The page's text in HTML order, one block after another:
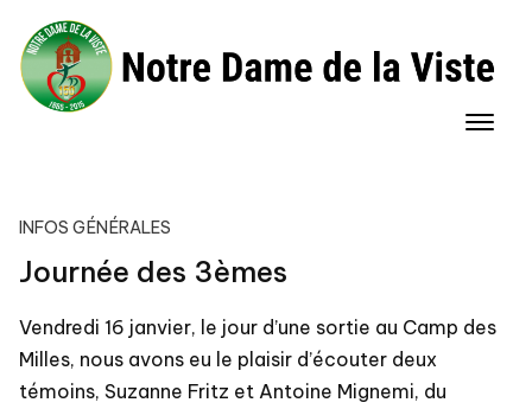
content
INFOS GÉNÉRALES
Journée des 3èmes
Vendredi 16 janvier, le jour d’une sortie au Camp des
Milles, nous avons eu le plaisir d’écouter deux
témoins, Suzanne Fritz et Antoine Mignemi, du